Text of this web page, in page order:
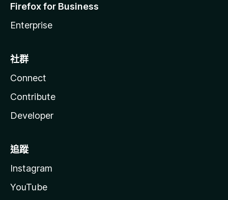
Firefox for Business
Enterprise
社群
Connect
Contribute
Developer
追蹤
Instagram
YouTube